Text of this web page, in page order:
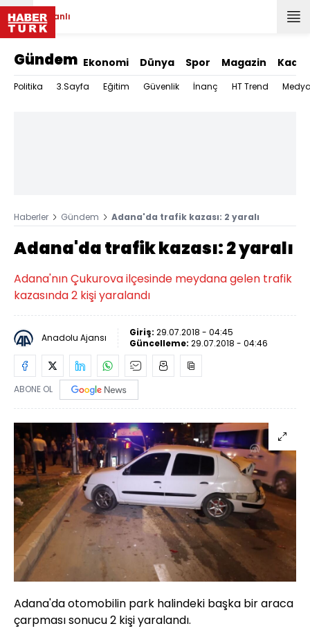
Canlı
Gündem Ekonomi Dünya Spor Magazin Kadın
Politika 3.Sayfa Eğitim Güvenlik İnanç HT Trend
Haberler Gündem Adana'da trafik kazası: 2 yaralı
Adana'da trafik kazası: 2 yaralı
Adana'nın Çukurova ilçesinde meydana gelen trafik
kazasında 2 kişi yaralandı
Anadolu Ajansı Giriş: 29.07.2018 - 04:45
Güncelleme: 29.07.2018 - 04:46
ABONE OL
Adana'da otomobilin park halindeki başka bir araca
çarpması sonucu 2 kişi yaralandı.